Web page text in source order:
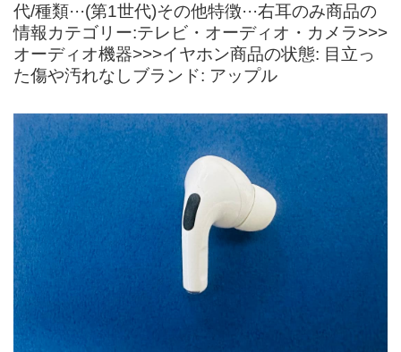
代/種類···(第1世代)その他特徴···右耳のみ商品の
情報カテゴリー:テレビ・オーディオ・カメラ>>>
オーディオ機器>>>イヤホン商品の状態: 目立っ
た傷や汚れなしブランド: アップル